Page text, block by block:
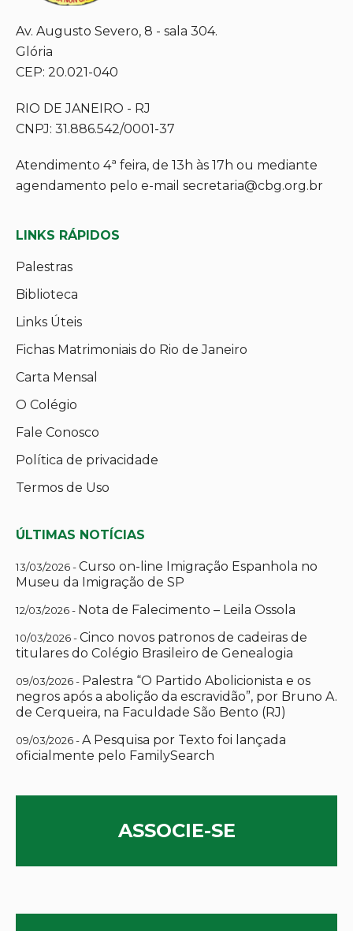
Av. Augusto Severo, 8 - sala 304.
Glória
CEP: 20.021-040
RIO DE JANEIRO - RJ
CNPJ: 31.886.542/0001-37
Atendimento 4ª feira, de 13h às 17h ou mediante
agendamento pelo e-mail secretaria@cbg.org.br
LINKS RÁPIDOS
Palestras
Biblioteca
Links Úteis
Fichas Matrimoniais do Rio de Janeiro
Carta Mensal
O Colégio
Fale Conosco
Política de privacidade
Termos de Uso
ÚLTIMAS NOTÍCIAS
13/03/2026 -Curso on-line Imigração Espanhola no
Museu da Imigração de SP
12/03/2026 - Nota de Falecimento – Leila Ossola
10/03/2026 -Cinco novos patronos de cadeiras de
titulares do Colégio Brasileiro de Genealogia
09/03/2026 - Palestra “O Partido Abolicionista e os
negros após a abolição da escravidão”, por Bruno A.
de Cerqueira, na Faculdade São Bento (RJ)
09/03/2026 -A Pesquisa por Texto foi lançada
oficialmente pelo FamilySearch
ASSOCIE-SE